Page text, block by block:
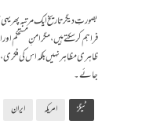
بصورتِ دیگر تاریخ ایک مرتبہ پھر
فراہم کر سکتے ہیں، مگر امنِ
ظاہری مظاہر نہیں بلکہ اس کی
جائے۔
ٹیگز امریکہ ایران